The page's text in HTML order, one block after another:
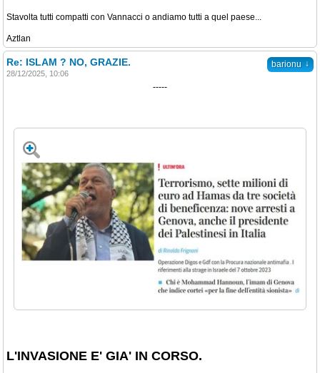
Stavolta tutti compatti con Vannacci o andiamo tutti a quel paese...
Aztlan
barionu ↓
Re: ISLAM ? NO, GRAZIE.
28/12/2025, 10:06
-----
L'INVASIONE E' GIA' IN CORSO.